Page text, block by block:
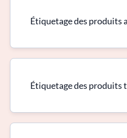
Étiquetage des produits
Étiquetage des produits